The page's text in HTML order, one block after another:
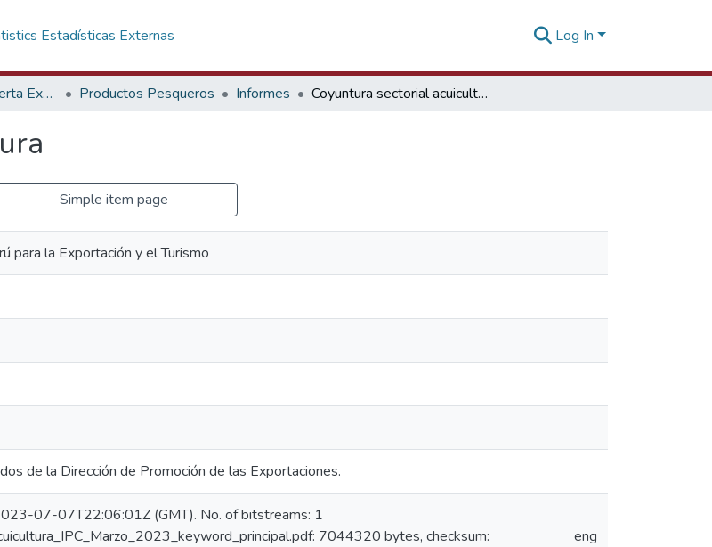
Estadísticas Externas Log In
Promoción de la Oferta Exportable Productos Pesqueros Informes Coyuntura sectorial acuicultura
Simple item page
para la Exportación y el Turismo
de la Dirección de Promoción de las Exportaciones.
07-07T22:06:01Z (GMT). No. of bitstreams: 1
7044320 bytes, checksum:
eng